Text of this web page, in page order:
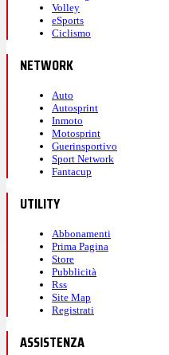
Volley
eSports
Ciclismo
NETWORK
Auto
Autosprint
Inmoto
Motosprint
Guerinsportivo
Sport Network
Fantacup
UTILITY
Abbonamenti
Prima Pagina
Store
Pubblicità
Rss
Site Map
Registrati
ASSISTENZA